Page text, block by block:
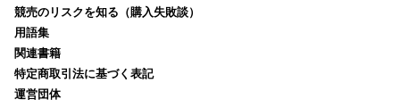
競売のリスクを知る（購入失敗談）
用語集
関連書籍
特定商取引法に基づく表記
運営団体